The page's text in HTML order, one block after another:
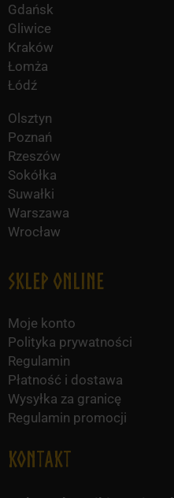
Gdańsk
Gliwice
Kraków
Łomża
Łódź
Olsztyn
Poznań
Rzeszów
Sokółka
Suwałki
Warszawa
Wrocław
Sklep online
Moje konto
Polityka prywatności
Regulamin
Płatność i dostawa
Wysyłka za granicę
Regulamin promocji
KONTAKT